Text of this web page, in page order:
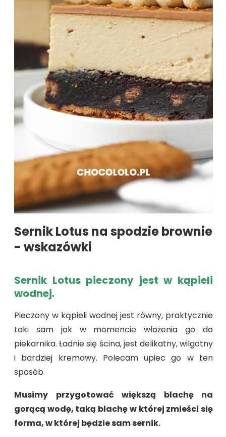
Sernik Lotus na spodzie brownie
- wskazówki
Sernik Lotus pieczony jest w kąpieli
wodnej.
Pieczony w kąpieli wodnej jest równy, praktycznie
taki sam jak w momencie włożenia go do
piekarnika. Ładnie się ścina, jest delikatny, wilgotny
i bardziej kremowy. Polecam upiec go w ten
sposób.
Musimy przygotować większą blachę na
gorącą wodę, taką blachę w której zmieści się
forma, w której będzie sam sernik.